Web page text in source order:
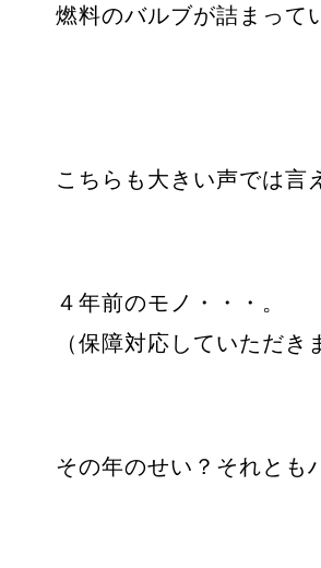
燃料のバルブが詰まって
こちらも大きい声では言
４年前のモノ・・・。
（保障対応していただき
その年のせい？それとも